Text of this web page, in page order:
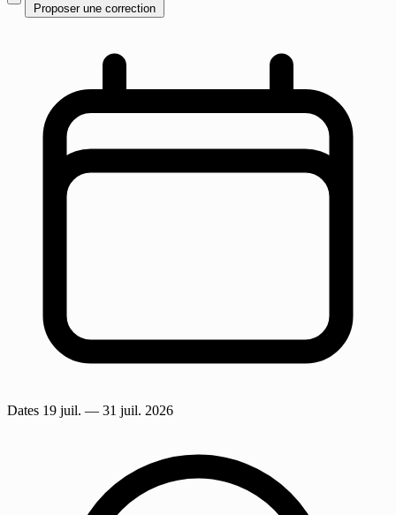
Proposer une correction
Dates 19 juil. — 31 juil. 2026